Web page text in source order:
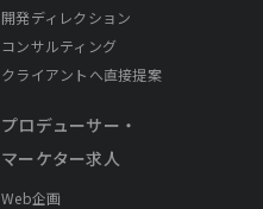
開発ディレクション
コンサルティング
クライアントへ直接提案
プロデューサー・
マーケター求人
Web企画